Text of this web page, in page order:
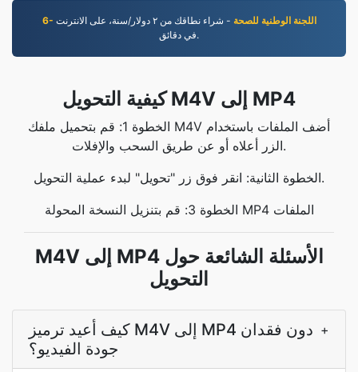
6- اللجنة الوطنية للصحة
- شراء نطاقك من ٢ دوﻻر/سنة، على اﻻنترنت
في دقائق.
كيفية التحويل M4V إلى MP4
الخطوة 1: قم بتحميل ملفك M4V أضف الملفات باستخدام
الزر أعلاه أو عن طريق السحب والإفلات.
الخطوة الثانية: انقر فوق زر "تحويل" لبدء عملية التحويل.
الخطوة 3: قم بتنزيل النسخة المحولة MP4 الملفات
M4V إلى MP4 الأسئلة الشائعة حول
التحويل
كيف أعيد ترميز M4V إلى MP4 دون فقدان
جودة الفيديو؟
+